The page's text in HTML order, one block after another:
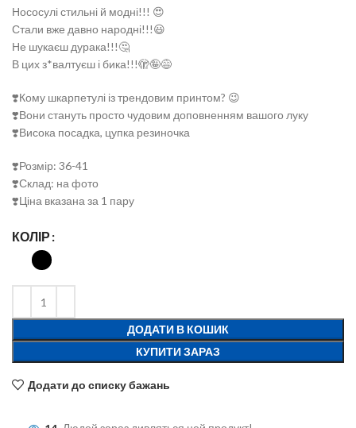
Нососулі стильні й модні!!! 😍
Стали вже давно народні!!!😃
Не шукаєш дурака!!!🤔
В цих з*валтуєш і бика!!!🫣🤪😅
❣️Кому шкарпетулі із трендовим принтом? 😉
❣️Вони стануть просто чудовим доповненням вашого луку
❣️Висока посадка, цупка резиночка
❣️Розмір: 36-41
❣️Склад: на фото
❣️Ціна вказана за 1 пару
КОЛІР
ДОДАТИ В КОШИК
КУПИТИ ЗАРАЗ
Додати до списку бажань